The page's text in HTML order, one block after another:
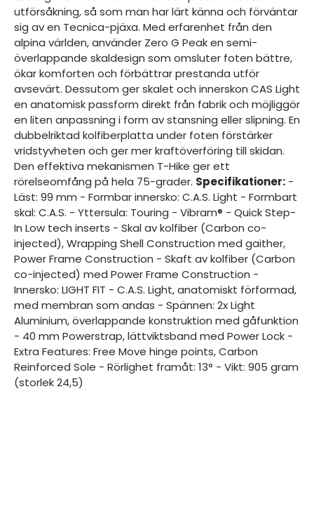
utförsåkning, så som man har lärt känna och förväntar
sig av en Tecnica-pjäxa. Med erfarenhet från den
alpina världen, använder Zero G Peak en semi-
överlappande skaldesign som omsluter foten bättre,
ökar komforten och förbättrar prestanda utför
avsevärt. Dessutom ger skalet och innerskon CAS Light
en anatomisk passform direkt från fabrik och möjliggör
en liten anpassning i form av stansning eller slipning. En
dubbelriktad kolfiberplatta under foten förstärker
vridstyvheten och ger mer kraftöverföring till skidan.
Den effektiva mekanismen T-Hike ger ett
rörelseomfång på hela 75-grader. Specifikationer: -
Läst: 99 mm - Formbar innersko: C.A.S. Light - Formbart
skal: C.A.S. - Yttersula: Touring - Vibram® - Quick Step-
In Low tech inserts - Skal av kolfiber (Carbon co-
injected), Wrapping Shell Construction med gaither,
Power Frame Construction - Skaft av kolfiber (Carbon
co-injected) med Power Frame Construction -
Innersko: LIGHT FIT - C.A.S. Light, anatomiskt förformad,
med membran som andas - Spännen: 2x Light
Aluminium, överlappande konstruktion med gåfunktion
- 40 mm Powerstrap, lättviktsband med Power Lock -
Extra Features: Free Move hinge points, Carbon
Reinforced Sole - Rörlighet framåt: 13° - Vikt: 905 gram
(storlek 24,5)